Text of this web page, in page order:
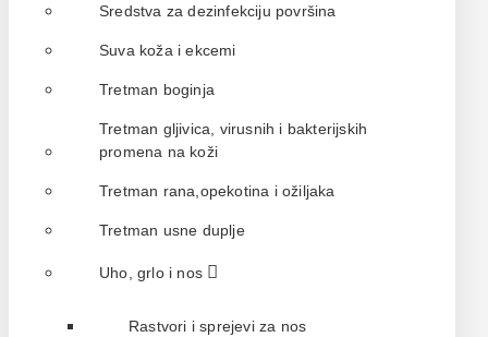
Sredstva za dezinfekciju površina
Suva koža i ekcemi
Tretman boginja
Tretman gljivica, virusnih i bakterijskih
promena na koži
Tretman rana,opekotina i ožiljaka
Tretman usne duplje
Uho, grlo i nos
Rastvori i sprejevi za nos